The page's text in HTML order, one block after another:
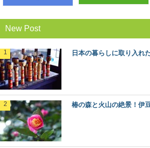
水辺が近い奇跡の森
青森県にある、新緑や紅葉
の地と言われる奈良県川上
New Post
日本の暮らしに取り入れ
椿の森と火山の絶景！伊